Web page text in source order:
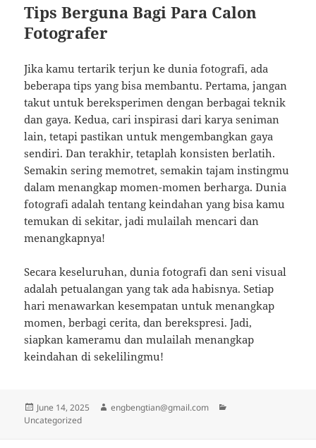
Tips Berguna Bagi Para Calon
Fotografer
Jika kamu tertarik terjun ke dunia fotografi, ada
beberapa tips yang bisa membantu. Pertama, jangan
takut untuk bereksperimen dengan berbagai teknik
dan gaya. Kedua, cari inspirasi dari karya seniman
lain, tetapi pastikan untuk mengembangkan gaya
sendiri. Dan terakhir, tetaplah konsisten berlatih.
Semakin sering memotret, semakin tajam instingmu
dalam menangkap momen-momen berharga. Dunia
fotografi adalah tentang keindahan yang bisa kamu
temukan di sekitar, jadi mulailah mencari dan
menangkapnya!
Secara keseluruhan, dunia fotografi dan seni visual
adalah petualangan yang tak ada habisnya. Setiap
hari menawarkan kesempatan untuk menangkap
momen, berbagi cerita, dan berekspresi. Jadi,
siapkan kameramu dan mulailah menangkap
keindahan di sekelilingmu!
Posted
on
June 14, 2025 Author
engbengtian@gmail.com
Uncategorized